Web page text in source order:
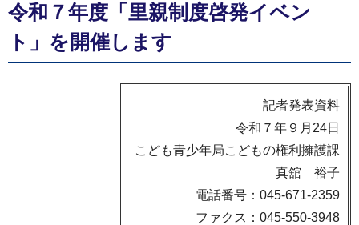
令和７年度「里親制度啓発イベン
ト」を開催します
記者発表資料
令和７年９月24日
こども青少年局こどもの権利擁護課
真舘 裕子
電話番号：045-671-2359
ファクス：045-550-3948